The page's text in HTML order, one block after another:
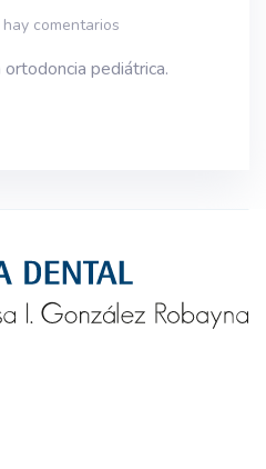
hay comentarios
pediátrica.